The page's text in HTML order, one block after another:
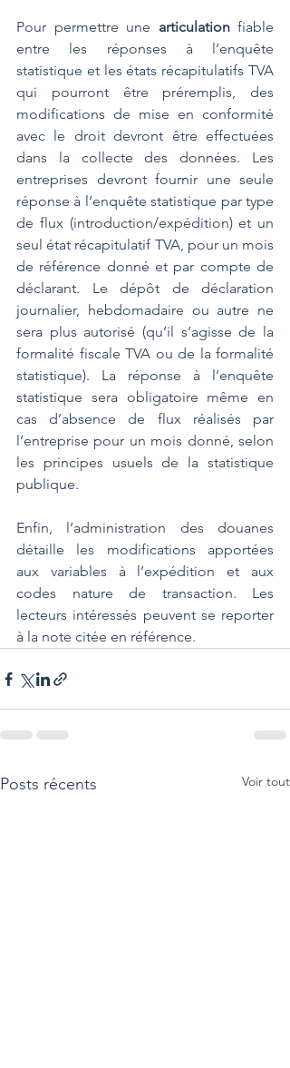
Pour permettre une articulation fiable
entre les réponses à l’enquête
statistique et les états récapitulatifs TVA
qui pourront être préremplis, des
modifications de mise en conformité
avec le droit devront être effectuées
dans la collecte des données. Les
entreprises devront fournir une seule
réponse à l’enquête statistique par type
de flux (introduction/expédition) et un
seul état récapitulatif TVA, pour un mois
de référence donné et par compte de
déclarant. Le dépôt de déclaration
journalier, hebdomadaire ou autre ne
sera plus autorisé (qu’il s’agisse de la
formalité fiscale TVA ou de la formalité
statistique). La réponse à l’enquête
statistique sera obligatoire même en
cas d’absence de flux réalisés par
l’entreprise pour un mois donné, selon
les principes usuels de la statistique
publique.
Enfin, l’administration des douanes
détaille les modifications apportées
aux variables à l’expédition et aux
codes nature de transaction. Les
lecteurs intéressés peuvent se reporter
à la note citée en référence.
Posts récents Voir tout